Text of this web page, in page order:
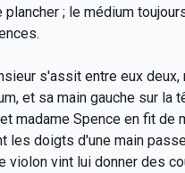
; le médium
s'assit entre eux
et sa main gauche sur la
madame Spence en fit de
doigts d'une main
vint lui donner des